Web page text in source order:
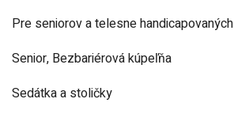
Pre seniorov a telesne handicapovaných
Senior, Bezbariérová kúpeľňa
Sedátka a stoličky